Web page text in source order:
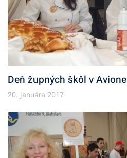
Deň župných škôl v Avione
20. januára 2017